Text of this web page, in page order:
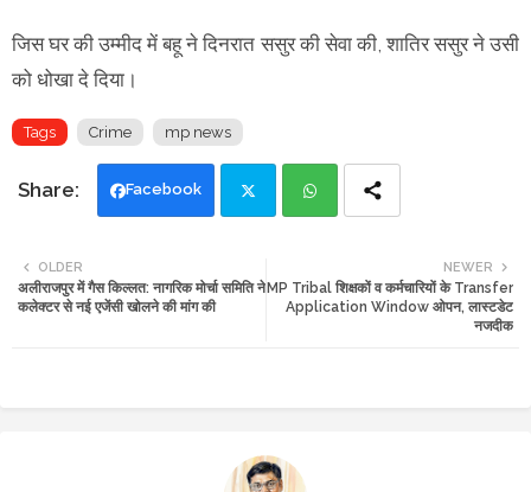
जिस घर की उम्मीद में बहू ने दिनरात ससुर की सेवा की, शातिर ससुर ने उसी
को धोखा दे दिया।
Tags Crime mp news
Facebook
tte ats
NEWER
MP Tribal शिक्षकों व कर्मचारियों के Transfer
Application Window ओपन, लास्टडेट
नजदीक
OLDER
अलीराजपुर में गैस किल्लत: नागरिक मोर्चा समिति ने
कलेक्टर से नई एजेंसी खोलने की मांग की